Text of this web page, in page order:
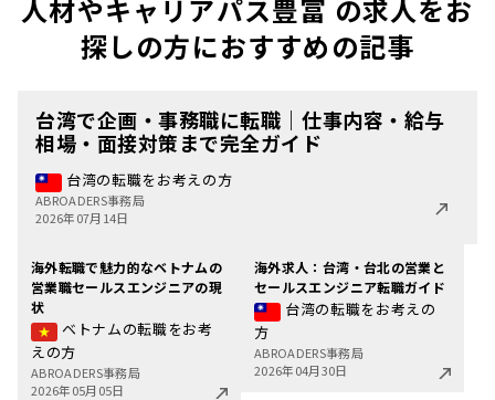
人材やキャリアパス豊富 の求人をお
探しの方におすすめの記事
台湾で企画・事務職に転職｜仕事内容・給与
相場・面接対策まで完全ガイド
台湾の転職をお考えの方
ABROADERS事務局
2026年07月14日
海外転職で魅力的なベトナムの
営業職セールスエンジニアの現
状
ベトナムの転職をお考
えの方
ABROADERS事務局
2026年05月05日
海外求人：台湾・台北の営業と
セールスエンジニア転職ガイド
台湾の転職をお考えの
方
ABROADERS事務局
2026年04月30日